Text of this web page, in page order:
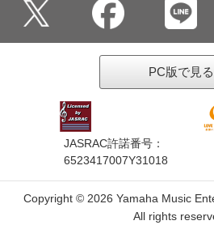
PC版で見る
JASRAC許諾番号：
6523417007Y31018
Copyright © 2026 Yamaha Music
All rights